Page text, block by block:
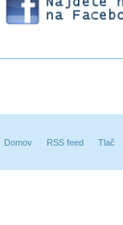
Domov RSS feed Tlač